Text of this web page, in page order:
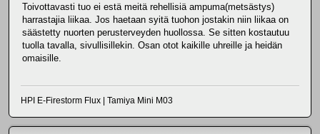
Toivottavasti tuo ei estä meitä rehellisiä ampuma(metsästys)
harrastajia liikaa. Jos haetaan syitä tuohon jostakin niin liikaa on
säästetty nuorten perusterveyden huollossa. Se sitten kostautuu
tuolla tavalla, sivullisillekin. Osan otot kaikille uhreille ja heidän
omaisille.
HPI E-Firestorm Flux | Tamiya Mini M03